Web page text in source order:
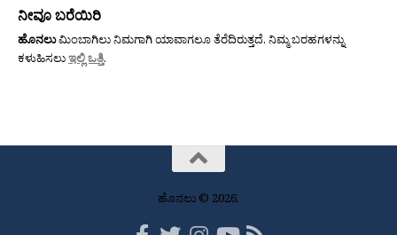
ನೀವೂ ಬರೆಯಿರಿ
ಹೊನಲುಮಿಂಬಾಗಿಲು ನಿಮಗಾಗಿ ಯಾವಾಗಲೂ ತೆರೆದಿರುತ್ತದೆ. ನಿಮ್ಮ ಬರಹಗಳನ್ನು
ಕಳುಹಿಸಲುಇಲ್ಲಿ ಒತ್ತಿ.
ಹೊನಲು © 2026.